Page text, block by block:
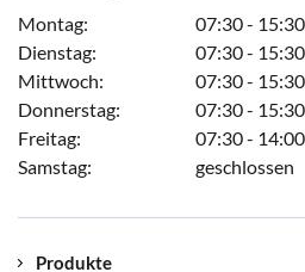
Montag:
07:30 -
Dienstag:
07:30 -
Mittwoch:
07:30 -
Donnerstag:
07:30 -
Freitag:
07:30 -
Samstag:
geschlossen
Produkte